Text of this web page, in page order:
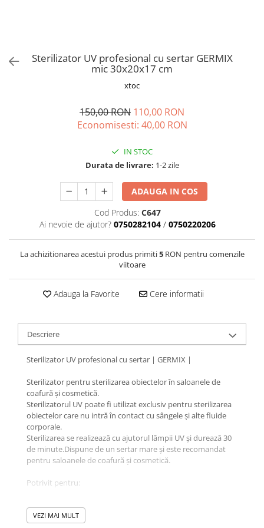
Masa manichiura
Sterilizator UV profesional cu sertar GERMIX
mic 30x20x17 cm
xtoc
150,00 RON 110,00 RON
Economisesti: 40,00 RON
IN STOC
Durata de livrare: 1-2 zile
ADAUGA IN COS
Cod Produs: C647
Ai nevoie de ajutor? 0750282104 / 0750220206
La achizitionarea acestui produs primiti5RON pentru comenzile
viitoare
Adauga la Favorite Cere informatii
Descriere
Sterilizator UV profesional cu sertar | GERMIX |
Sterilizator pentru sterilizarea obiectelor în saloanele de
coafură și cosmetică.
Sterilizatorul UV poate fi utilizat exclusiv pentru sterilizarea
obiectelor care nu intră în contact cu sângele și alte fluide
corporale.
Sterilizarea se realizează cu ajutorul lămpii UV și durează 30
de minute.Dispune de un sertar mare și este recomandat
pentru saloanele de coafură și cosmetică.
Potrivit pentru:
Instrumente pentru pedichiură și manichiură: pile de unghii,
pensete, forfecuțe pentru unghii, clești pentru unghii etc.
VEZI MAI MULT